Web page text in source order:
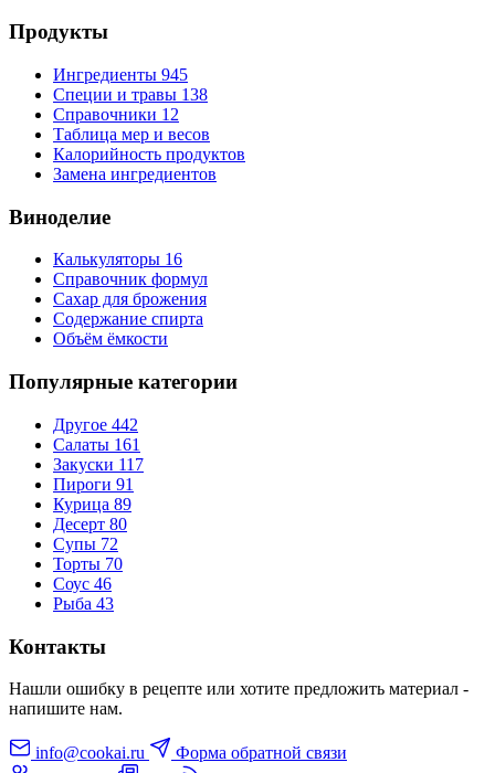
Продукты
Ингредиенты 945
Специи и травы 138
Справочники 12
Таблица мер и весов
Калорийность продуктов
Замена ингредиентов
Виноделие
Калькуляторы 16
Справочник формул
Сахар для брожения
Содержание спирта
Объём ёмкости
Популярные категории
Другое 442
Салаты 161
Закуски 117
Пироги 91
Курица 89
Десерт 80
Супы 72
Торты 70
Соус 46
Рыба 43
Контакты
Нашли ошибку в рецепте или хотите предложить материал -
напишите нам.
info@cookai.ru
Форма обратной связи